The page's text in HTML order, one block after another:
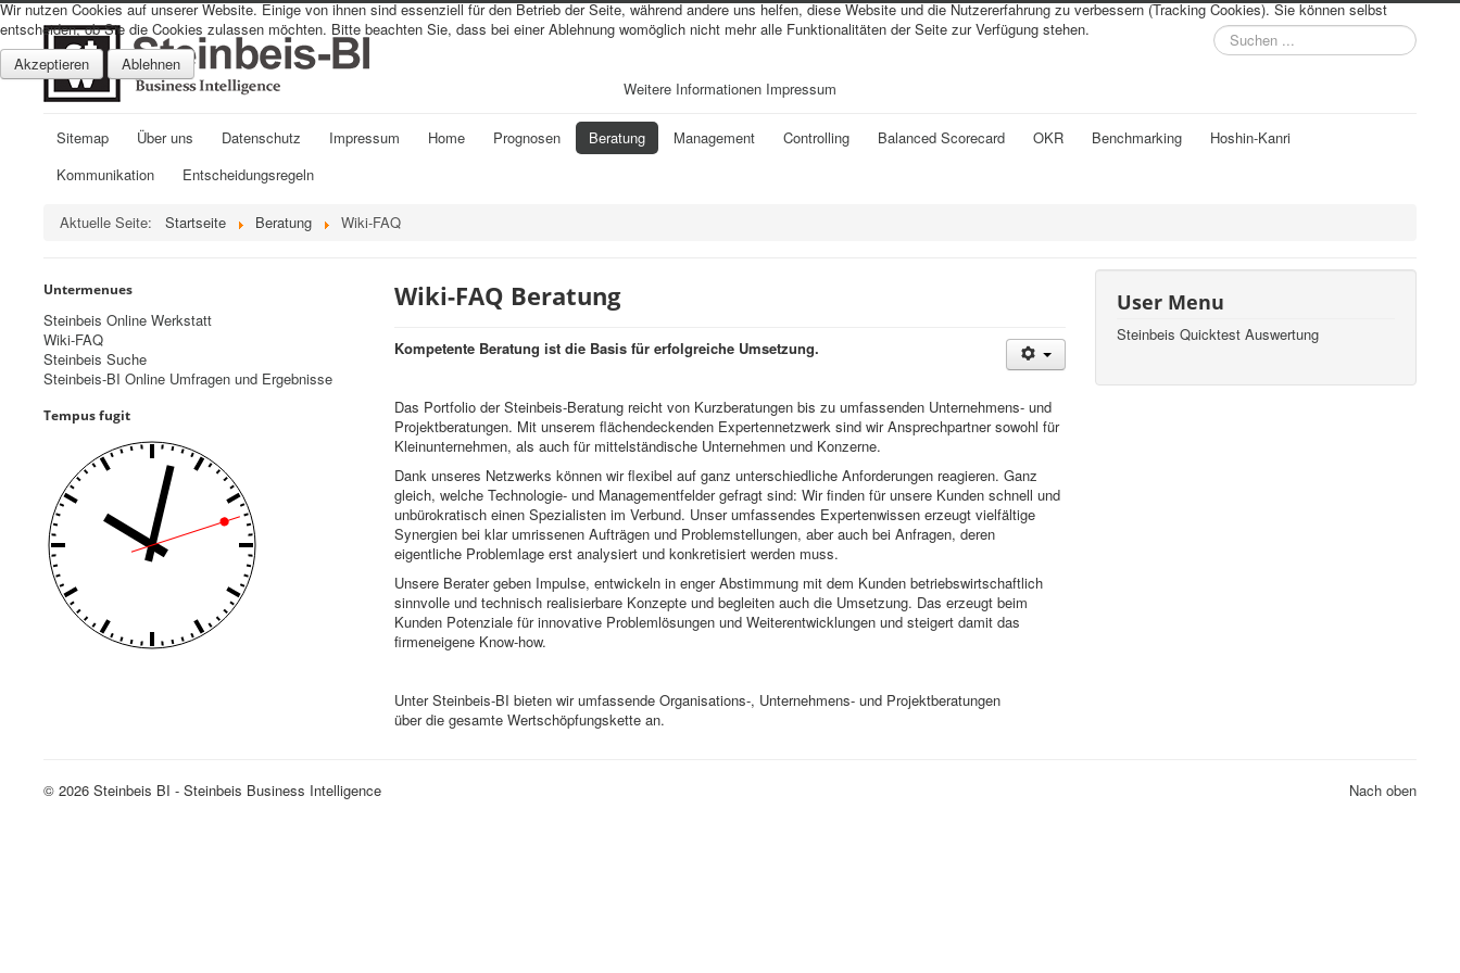
Suchen
...
Sitemap Über uns Datenschutz Impressum Home Prognosen Beratung Management Controlling Balanced Scorecard OKR Benchmarking
Hoshin-Kanri
Kommunikation
Entscheidungsregeln
Aktuelle Seite: Startseite Beratung Wiki-FAQ
Untermenues
Steinbeis Online Werkstatt
Wiki-FAQ
Steinbeis Suche
Steinbeis-BI Online Umfragen und Ergebnisse
Tempus fugit
Wiki-FAQ Beratung
Kompetente Beratung ist die Basis für erfolgreiche Umsetzung.
Das Portfolio der Steinbeis-Beratung reicht von Kurzberatungen bis zu umfassenden Unternehmens- und
Projektberatungen. Mit unserem flächendeckenden Expertennetzwerk sind wir Ansprechpartner sowohl für
Kleinunternehmen, als auch für mittelständische Unternehmen und Konzerne.
Dank unseres Netzwerks können wir flexibel auf ganz unterschiedliche Anforderungen reagieren. Ganz
gleich, welche Technologie- und Managementfelder gefragt sind: Wir finden für unsere Kunden schnell und
unbürokratisch einen Spezialisten im Verbund. Unser umfassendes Expertenwissen erzeugt vielfältige
Synergien bei klar umrissenen Aufträgen und Problemstellungen, aber auch bei Anfragen, deren
eigentliche Problemlage erst analysiert und konkretisiert werden muss.
Unsere Berater geben Impulse, entwickeln in enger Abstimmung mit dem Kunden betriebswirtschaftlich
sinnvolle und technisch realisierbare Konzepte und begleiten auch die Umsetzung. Das erzeugt beim
Kunden Potenziale für innovative Problemlösungen und Weiterentwicklungen und steigert damit das
firmeneigene Know-how.
Unter Steinbeis-BI bieten wir umfassende Organisations-, Unternehmens- und Projektberatungen
über die gesamte Wertschöpfungskette an.
User Menu
Steinbeis Quicktest Auswertung
Nach oben
© 2026 Steinbeis BI - Steinbeis Business Intelligence
Wir nutzen Cookies auf unserer Website. Einige von ihnen sind essenziell für den Betrieb der Seite, während andere uns helfen, diese Website und die Nutzererfahrung zu verbessern (Tracking Cookies). Sie können selbst
entscheiden, ob Sie die Cookies zulassen möchten. Bitte beachten Sie, dass bei einer Ablehnung womöglich nicht mehr alle Funktionalitäten der Seite zur Verfügung stehen.
Akzeptieren
Ablehnen
Weitere Informationen Impressum